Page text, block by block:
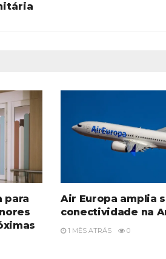
para
Air Europa amplia
conectividade na
1 MÊS ATRÁS 0